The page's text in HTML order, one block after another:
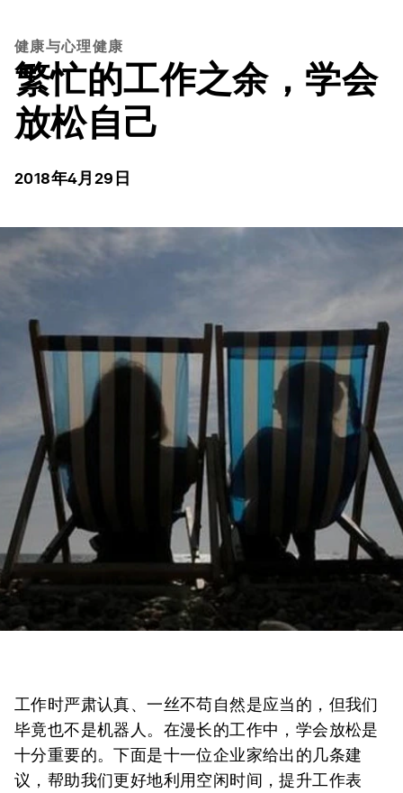
健康与心理健康
繁忙的工作之余，学会
放松自己
2018年4月29日
工作时严肃认真、一丝不苟自然是应当的，但我们
毕竟也不是机器人。在漫长的工作中，学会放松是
十分重要的。下面是十一位企业家给出的几条建
议，帮助我们更好地利用空闲时间，提升工作表